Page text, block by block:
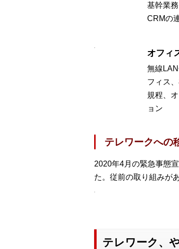
基幹業
CRMの
オフィ
無線
フィス
規程、
ョン
テレワークへの
2020年4月の緊急事態
た。従前の取り組みが
テレワーク、